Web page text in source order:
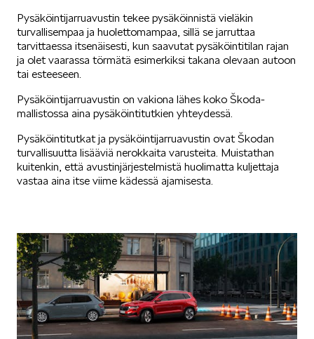
SÄHKÖAUTOILU
KOEAJOSSA
KAASUAUTOT
Pysäköintijarruavustin tekee pysäköinnistä vieläkin
turvallisempaa ja huolettomampaa, sillä se jarruttaa
tarvittaessa itsenäisesti, kun saavutat pysäköintitilan rajan
ja olet vaarassa törmätä esimerkiksi takana olevaan autoon
tai esteeseen.
Pysäköintijarruavustin on vakiona lähes koko Škoda-
mallistossa aina pysäköintitutkien yhteydessä.
Pysäköintitutkat ja pysäköintijarruavustin ovat Škodan
turvallisuutta lisääviä nerokkaita varusteita. Muistathan
kuitenkin, että avustinjärjestelmistä huolimatta kuljettaja
vastaa aina itse viime kädessä ajamisesta.